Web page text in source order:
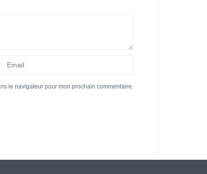
le navigateur pour mon prochain commentaire.